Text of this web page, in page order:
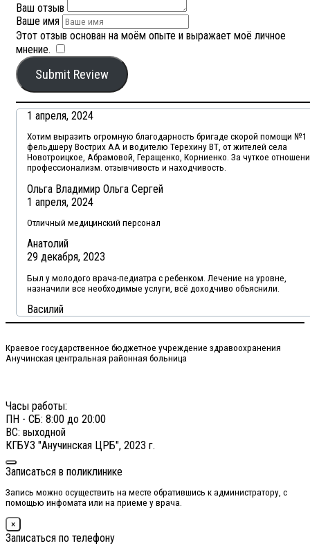
Ваш отзыв
Ваше имя
Этот отзыв основан на моём опыте и выражает моё личное
мнение.
Submit Review
1 апреля, 2024
Хотим выразить огромную благодарность бригаде скорой помощи №1
фельдшеру Вострих АА и водителю Терехину ВТ, от жителей села
Новотроицкое, Абрамовой, Геращенко, Корниенко. За чуткое
профессионализм. отзывчивость и находчивость.
Ольга Владимир Ольга Сергей
1 апреля, 2024
Отличный медицинский персонал
Анатолий
29 декабря, 2023
Был у молодого врача-педиатра с ребенком. Лечение на уровне,
назначили все необходимые услуги, всё доходчиво объяснили.
Василий
Краевое государственное бюджетное учреждение здравоохранения
Анучинская центральная районная больница
Часы работы:
ПН - СБ: 8:00 до 20:00
ВС: выходной
КГБУЗ "Анучинская ЦРБ", 2023 г.
Записаться в поликлинике
Запись можно осуществить на месте обратившись к администратору, с
помощью инфомата или на приеме у врача.
×
Записаться по телефону